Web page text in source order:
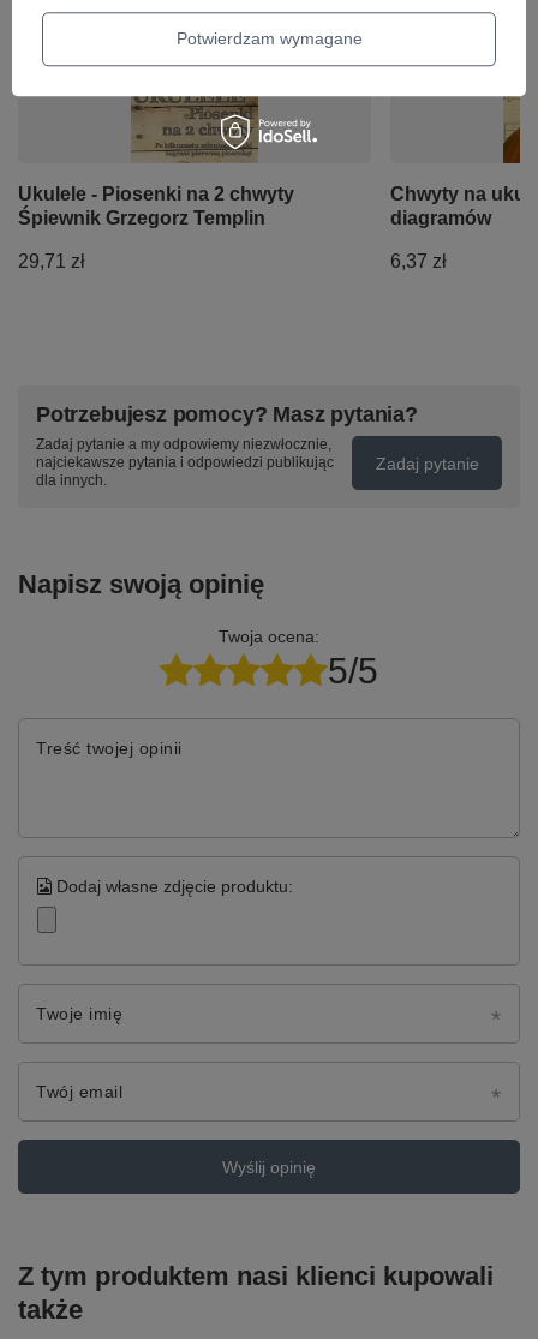
Ukulele - Piosenki na 2 chwyty
Śpiewnik Grzegorz Templin
29,71 zł
Chwyty na
diagramów
6,37 zł
Potrzebujesz pomocy? Masz pytania?
Zadaj pytanie a my odpowiemy niezwłocznie,
najciekawsze pytania i odpowiedzi publikując
dla innych.
Zadaj pytanie
Napisz swoją opinię
Twoja ocena:
5/5
Treść twojej opinii
Dodaj własne zdjęcie produktu:
Twoje imię
Twój email
Wyślij opinię
Z tym produktem nasi klienci kupowali
także
Potwierdzam wymagane